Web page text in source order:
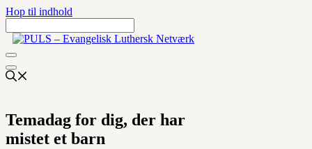
Hop til indhold
Temadag for dig, der har
mistet et barn